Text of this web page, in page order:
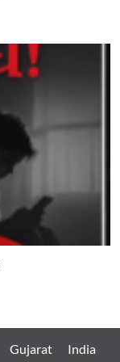
Gujarat
India